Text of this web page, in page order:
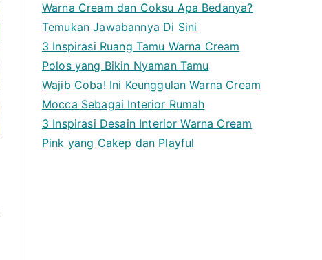
Warna Cream dan Coksu Apa Bedanya?
Temukan Jawabannya Di Sini
3 Inspirasi Ruang Tamu Warna Cream
Polos yang Bikin Nyaman Tamu
Wajib Coba! Ini Keunggulan Warna Cream
Mocca Sebagai Interior Rumah
3 Inspirasi Desain Interior Warna Cream
Pink yang Cakep dan Playful